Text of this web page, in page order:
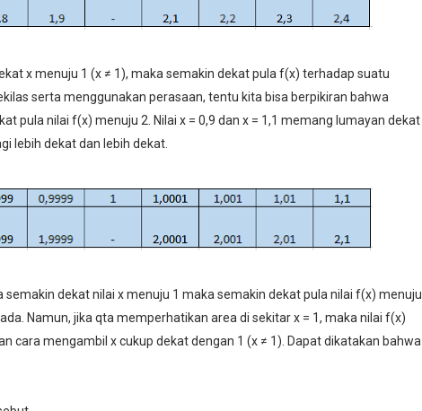
x menuju 1 (x ≠ 1), maka semakin dekat pula f(x) terhadap suatu
serta menggunakan perasaan, tentu kita bisa berpikiran bahwa
pula nilai f(x) menuju 2. Nilai x = 0,9 dan x = 1,1 memang lumayan dekat
lebih dekat dan lebih dekat.
dekat nilai x menuju 1 maka semakin dekat pula nilai f(x) menuju
Namun, jika qta memperhatikan area di sekitar x = 1, maka nilai f(x)
cara mengambil x cukup dekat dengan 1 (x ≠ 1). Dapat dikatakan bahwa